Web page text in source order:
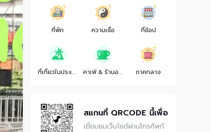
ที่พัก ความเชื่อ ที่ช้อป
ที่เที่ยวในประเทศ คาเฟ่ & ร้านอาหาร ภาคกลาง
สแกนที่ QRCODE นี้เพื่อ
เยี่ยมชมเว็บไซต์ผ่านโทรศัพท์